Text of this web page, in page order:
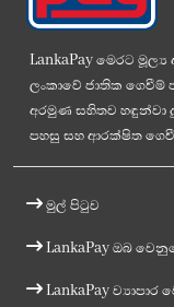
LankaPay මෙරට
ලංකාවේ ජාතික ගෙවීම්
අරමුණ සහිතව හඳුන්වා
පහසු සහ ආරක්ෂිත
මුල් පිටුව
LankaPay ඔබ
LankaPay